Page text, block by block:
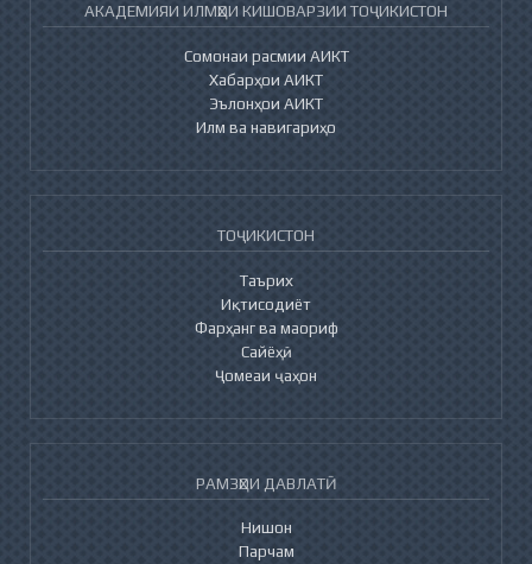
АКАДЕМИЯИ ИЛМҲОИ КИШОВАРЗИИ ТОҶИКИСТОН
Сомонаи расмии АИКТ
Хабарҳои АИКТ
Эълонҳои АИКТ
Илм ва навигариҳо
ТОҶИКИСТОН
Таърих
Иқтисодиёт
Фарҳанг ва маориф
Сайёҳӣ
Ҷомеаи ҷаҳон
РАМЗҲОИ ДАВЛАТӢ
Нишон
Парчам